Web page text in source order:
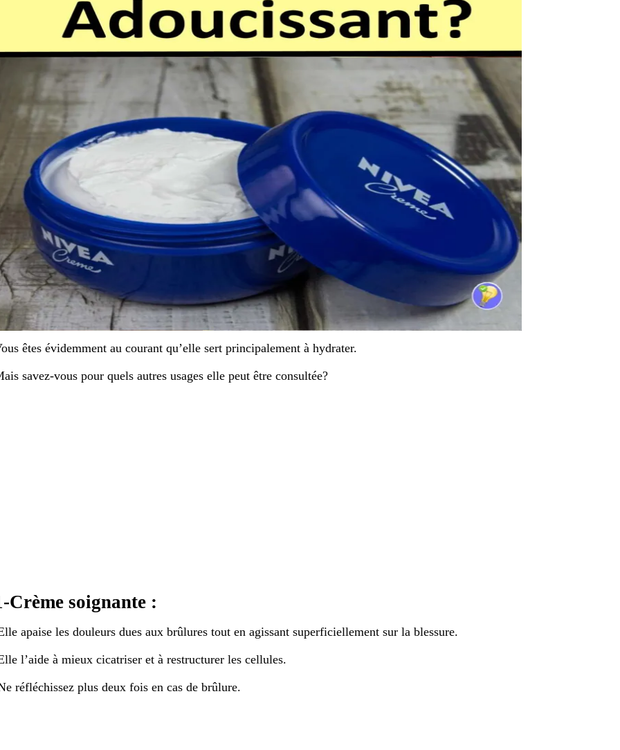
êtes évidemment au courant qu’elle sert principalement à hydrater.
savez-vous pour quels autres usages elle peut être consultée?
Crème soignante :
apaise les douleurs dues aux brûlures tout en agissant superficiellement sur la blessure.
l’aide à mieux cicatriser et à restructurer les cellules.
réfléchissez plus deux fois en cas de brûlure.